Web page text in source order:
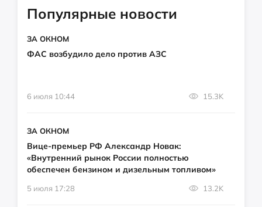
Популярные новости
ЗА ОКНОМ
ФАС возбудило дело против АЗС
6 июля 10:44 15.3K
ЗА ОКНОМ
Вице-премьер РФ Александр Новак:
«Внутренний рынок России полностью
обеспечен бензином и дизельным топливом»
5 июля 17:28 13.2K